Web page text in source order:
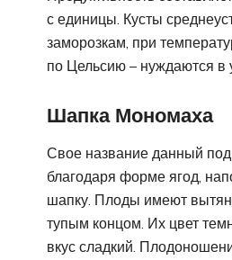
с единицы. Кусты
заморозкам, при
по Цельсию – нуждаются в
Шапка Мономаха
Свое название данный
благодаря форме ягод,
шапку. Плоды имеют
тупым концом. Их цвет
вкус сладкий.